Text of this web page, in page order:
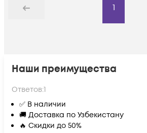
Назад
1
Наши преимущества
Ответов:1
✅ В наличии
🚚 Доставка по Узбекистану
🔥 Скидки до 50%